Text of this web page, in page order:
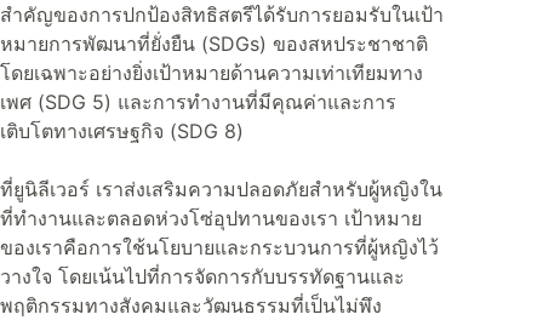
สำคัญของการปกป้องสิทธิสตรีได้รับการยอมรับในเป้า
หมายการพัฒนาที่ยั่งยืน (SDGs) ของสหประชาชาติ
โดยเฉพาะอย่างยิ่งเป้าหมายด้านความเท่าเทียมทาง
เพศ (SDG 5) และการทำงานที่มีคุณค่าและการ
เติบโตทางเศรษฐกิจ (SDG 8)
ที่ยูนิลีเวอร์ เราส่งเสริมความปลอดภัยสำหรับผู้หญิงใน
ที่ทำงานและตลอดห่วงโซ่อุปทานของเรา เป้าหมาย
ของเราคือการใช้นโยบายและกระบวนการที่ผู้หญิงไว้
วางใจ โดยเน้นไปที่การจัดการกับบรรทัดฐานและ
พฤติกรรมทางสังคมและวัฒนธรรมที่เป็นไม่พึง